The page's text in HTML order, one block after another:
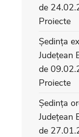
de
Proiecte
Ședința
Județean
de
Proiecte
Ședința
Județean
de